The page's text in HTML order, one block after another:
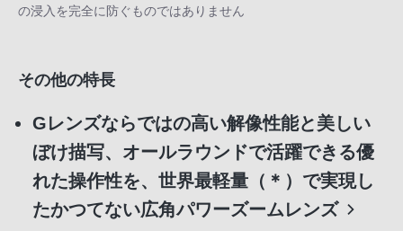
の浸入を完全に防ぐものではありません
その他の特長
Gレンズならではの高い解像性能と美しい
ぼけ描写、オールラウンドで活躍できる優
れた操作性を、世界最軽量（＊）で実現し
たかつてない広角パワーズームレンズ